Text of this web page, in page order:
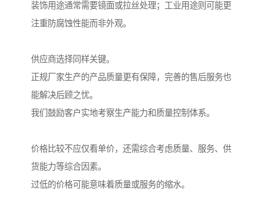
装饰用途通常需要镜面或拉丝处理；工业用途则可能更
注重防腐蚀性能而非外观。
供应商选择同样关键。
正规厂家生产的产品质量更有保障，完善的售后服务也
能解决后顾之忧。
我们鼓励客户实地考察生产能力和质量控制体系。
价格比较不应仅看单价，还需综合考虑质量、服务、供
货能力等综合因素。
过低的价格可能意味着质量或服务的缩水。